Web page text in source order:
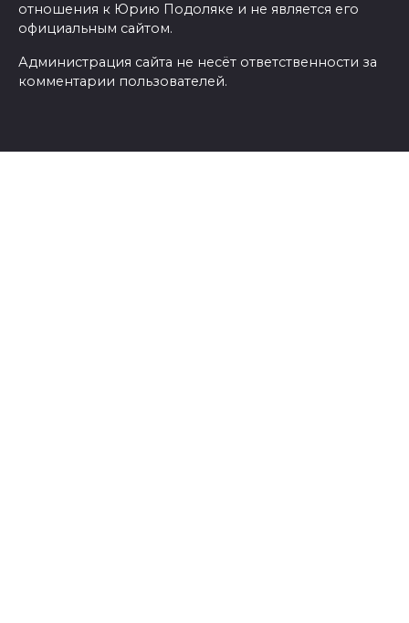
отношения к Юрию Подоляке и не является его
официальным сайтом.
Администрация сайта не несёт ответственности за
комментарии пользователей.